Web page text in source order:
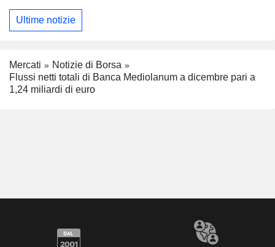
Ultime notizie
Mercati
Notizie di Borsa
Flussi netti totali di Banca Mediolanum a dicembre pari a
1,24 miliardi di euro